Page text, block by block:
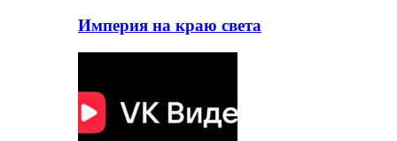
Империя на краю света